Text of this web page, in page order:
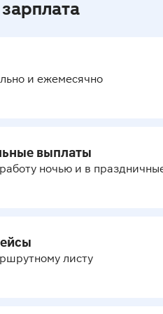
и ежемесячно
выплаты
ночью и в
листу